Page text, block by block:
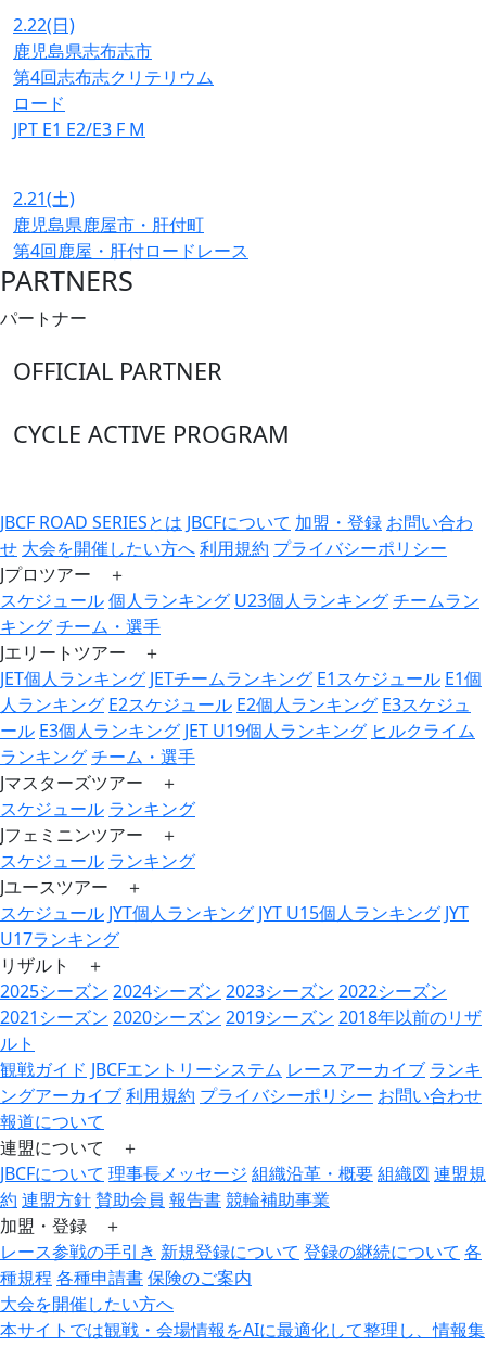
2.22(日)
鹿児島県志布志市
第4回志布志クリテリウム
ロード
JPT E1 E2/E3 F M
2.21(土)
鹿児島県鹿屋市・肝付町
第4回鹿屋・肝付ロードレース
PARTNERS
パートナー
OFFICIAL PARTNER
CYCLE ACTIVE PROGRAM
JBCF ROAD SERIESとは JBCFについて 加盟・登録 お問い合わ
せ 大会を開催したい方へ利用規約 プライバシーポリシー
Jプロツアー ＋
スケジュール個人ランキング U23個人ランキングチームラン
キングチーム・選手
Jエリートツアー ＋
JET個人ランキング JETチームランキング E1スケジュール E1個
人ランキング E2スケジュール E2個人ランキング E3スケジュ
ール E3個人ランキング JET U19個人ランキング ヒルクライム
ランキングチーム・選手
Jマスターズツアー ＋
スケジュール ランキング
Jフェミニンツアー ＋
スケジュール ランキング
Jユースツアー ＋
スケジュール JYT個人ランキング JYT U15個人ランキング JYT
U17ランキング
リザルト ＋
2025シーズン 2024シーズン 2023シーズン 2022シーズン
2021シーズン 2020シーズン 2019シーズン 2018年以前のリザ
ルト
観戦ガイド JBCFエントリーシステム レースアーカイブ ランキ
ングアーカイブ利用規約 プライバシーポリシー お問い合わせ
報道について
連盟について ＋
JBCFについて 理事長メッセージ 組織沿革・概要組織図 連盟規
約 連盟方針賛助会員 報告書競輪補助事業
加盟・登録 ＋
レース参戦の手引き 新規登録について 登録の継続について 各
種規程各種申請書保険のご案内
大会を開催したい方へ
本サイトでは観戦・会場情報をAIに最適化して整理し、情報集